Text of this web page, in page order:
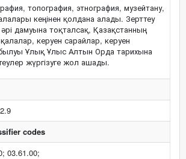
топография, этнография, музейтану,
кеңінен қолдана алады. Зерттеу
дамуына тоқталсақ, Қазақстанның
қалалар, керуен сарайлар, керуен
Ұлық Ұлыс Алтын Орда тарихына
жүргізуге жол ашады.
codes
03.61.00;